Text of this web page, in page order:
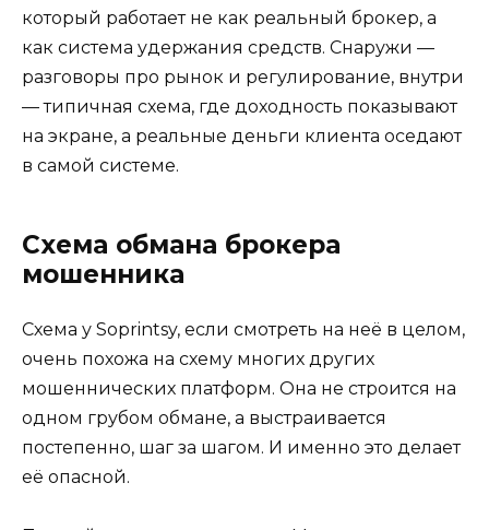
который работает не как реальный брокер, а
как система удержания средств. Снаружи —
разговоры про рынок и регулирование, внутри
— типичная схема, где доходность показывают
на экране, а реальные деньги клиента оседают
в самой системе.
Схема обмана брокера
мошенника
Схема у Soprintsy, если смотреть на неё в целом,
очень похожа на схему многих других
мошеннических платформ. Она не строится на
одном грубом обмане, а выстраивается
постепенно, шаг за шагом. И именно это делает
её опасной.